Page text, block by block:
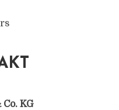
KG